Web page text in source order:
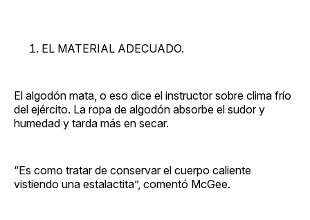
EL MATERIAL ADECUADO.
El algodón mata, o eso dice el instructor sobre clima frío
del ejército. La ropa de algodón absorbe el sudor y
humedad y tarda más en secar.
“Es como tratar de conservar el cuerpo caliente
vistiendo una estalactita”, comentó McGee.